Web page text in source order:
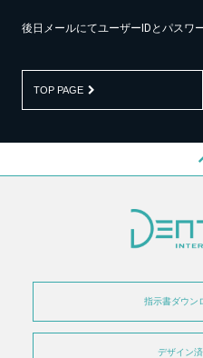
後日メールにてユーザーIDとパスワ
TOP PAGE
指示書ダウン
デザイン